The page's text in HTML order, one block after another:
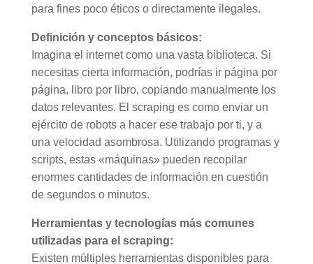
para fines poco éticos o directamente ilegales.
Definición y conceptos básicos:
Imagina el internet como una vasta biblioteca. Si
necesitas cierta información, podrías ir página por
página, libro por libro, copiando manualmente los
datos relevantes. El scraping es como enviar un
ejército de robots a hacer ese trabajo por ti, y a
una velocidad asombrosa. Utilizando programas y
scripts, estas «máquinas» pueden recopilar
enormes cantidades de información en cuestión
de segundos o minutos.
Herramientas y tecnologías más comunes
utilizadas para el scraping:
Existen múltiples herramientas disponibles para